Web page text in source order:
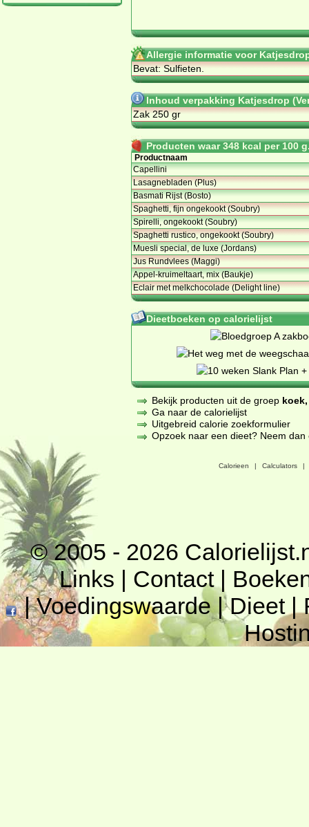
Allergie informatie voor
Bevat: Sulfieten.
Inhoud verpakking Katjesdrop
Zak 250 gr
Producten waar 348 kcal per 100
Productnaam
Capellini
Lasagnebladen (Plus)
Basmati Rijst (Bosto)
Spaghetti, fijn ongekookt (Soubry)
Spirelli, ongekookt (Soubry)
Spaghetti rustico, ongekookt (Soubry)
Muesli special, de luxe (Jordans)
Jus Rundvlees (Maggi)
Appel-kruimeltaart, mix (Baukje)
Eclair met melkchocolade (Delight line)
Dieetboeken op calorielijst
Bekijk producten uit de groep
Ga naar de calorielijst
Uitgebreid calorie zoekformulier
Opzoek naar een dieet? Neem
Calorieen | Calculators |
© 2005 - 2026
Links | Contact|
|Voedingswaarde|Dieet|